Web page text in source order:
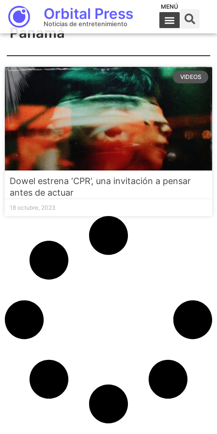
Orbital Press
Noticias de entretenimiento
MENÚ
Panamá
VIDEOS
Dowel estrena ‘CPR’, una invitación a pensar
antes de actuar
18 octubre, 2023